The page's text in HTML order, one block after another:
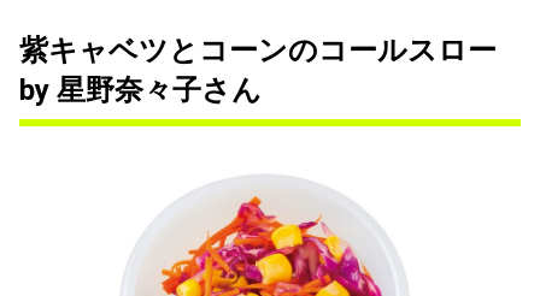
紫キャベツとコーンのコールスロー
by 星野奈々子さん